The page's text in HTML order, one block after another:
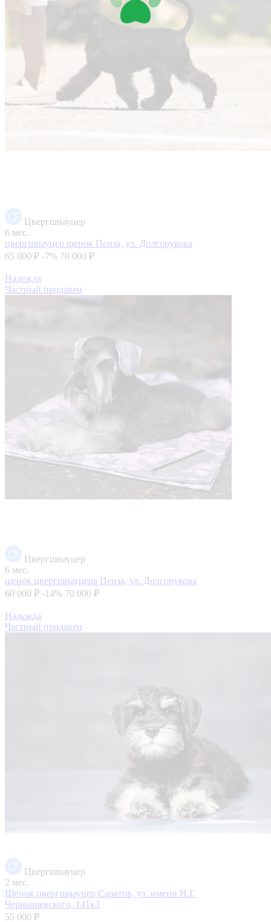
Цвергшнауцер
6 мес.
цвергшнауцер щенок Пенза, ул. Долгорукова
65 000 ₽ -7% 70 000 ₽
Надежда
Частный продавец
Цвергшнауцер
6 мес.
щенок цвергшнауцера Пенза, ул. Долгорукова
60 000 ₽ -14% 70 000 ₽
Надежда
Частный продавец
Цвергшнауцер
2 мес.
Щенок цвергшнауцер Саратов, ул. имени Н.Г.
Чернышевского, 141к3
55 000 ₽